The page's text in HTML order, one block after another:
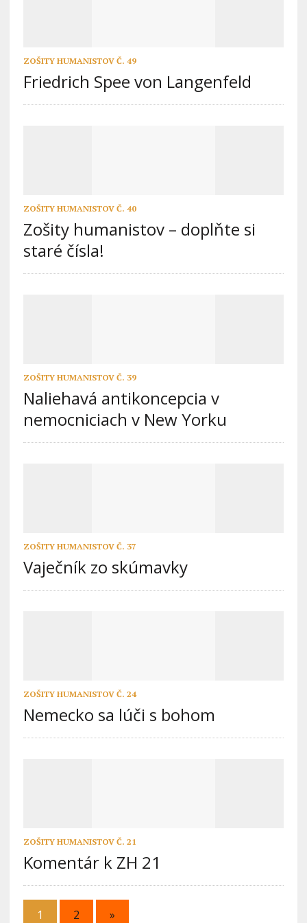
ZOŠITY HUMANISTOV Č. 49
Friedrich Spee von Langenfeld
ZOŠITY HUMANISTOV Č. 40
Zošity humanistov – doplňte si
staré čísla!
ZOŠITY HUMANISTOV Č. 39
Naliehavá antikoncepcia v
nemocniciach v New Yorku
ZOŠITY HUMANISTOV Č. 37
Vaječník zo skúmavky
ZOŠITY HUMANISTOV Č. 24
Nemecko sa lúči s bohom
ZOŠITY HUMANISTOV Č. 21
Komentár k ZH 21
1 2 »